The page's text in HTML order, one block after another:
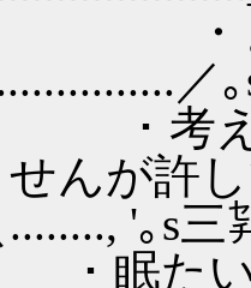
・ま
える
んが許
＼
たい時